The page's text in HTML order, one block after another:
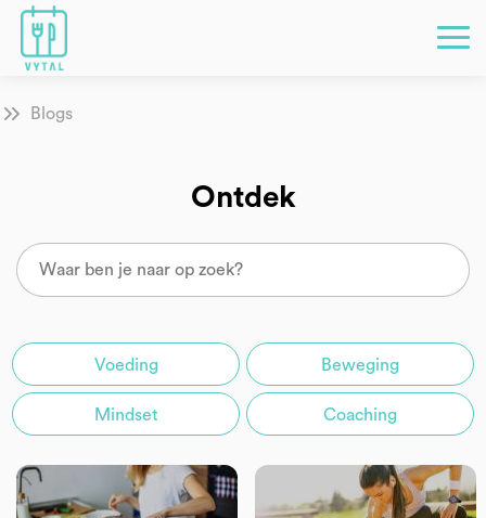
Blogs
Ontdek
Voeding Beweging
Mindset Coaching